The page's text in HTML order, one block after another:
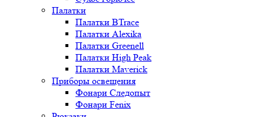
Палатки
Палатки BTrace
Палатки Alexika
Палатки Greenell
Палатки High Peak
Палатки Maverick
Приборы освещения
Фонари Следопыт
Фонари Fenix